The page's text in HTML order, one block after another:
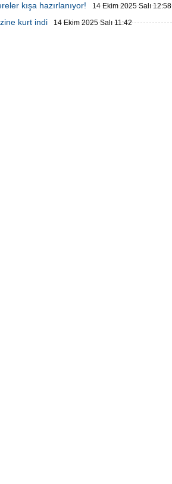
kışa hazırlanıyor! 14 Ekim 2025 Salı 12:58
kurt indi 14 Ekim 2025 Salı 11:42